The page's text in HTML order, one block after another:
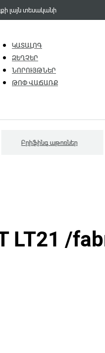
լայն տեսականի
ԿԱՏԱԼՈԳ
ԶԵՂՉԵՐ
ՆՈՐՈՒՅԹՆԵՐ
ԹՈՓ ՎԱՃԱՌՔ
Բրիֆինգ աթոռներ
LT21 /